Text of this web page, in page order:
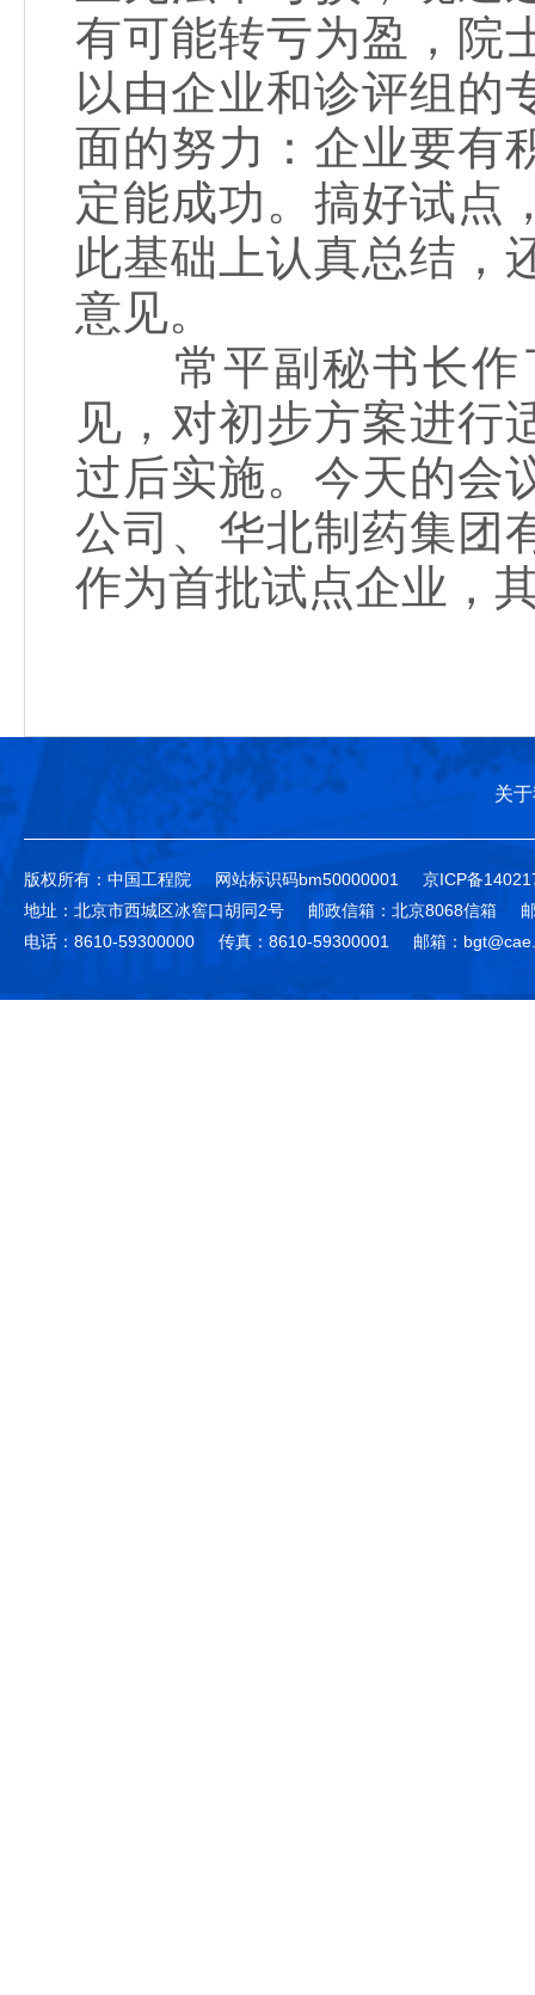
有可能转亏为盈，院
以由企业和诊评组的
面的努力：企业要有
定能成功。搞好试点
此基础上认真总结，
意见。
常平副秘书长作
见，对初步方案进行
过后实施。今天的会
公司、华北制药集团
作为首批试点企业，
关
版权所有：中国工程院 网站标识码bm50000001
京ICP备
地址：北京市西城区冰窖口胡同2号
邮政信箱：北京8068信箱
电话：8610-59300000
传真：8610-59300001 邮箱：